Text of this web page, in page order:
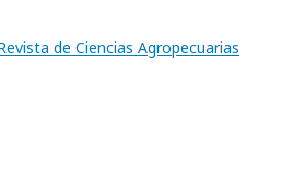
de Ciencias Agropecuarias